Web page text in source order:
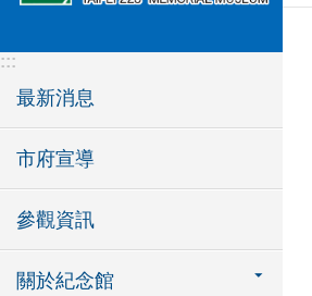
:::
最新消息
市府宣導
參觀資訊
關於紀念館